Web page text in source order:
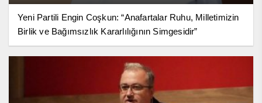
Yeni Partili Engin Coşkun: “Anafartalar Ruhu, Milletimizin
Birlik ve Bağımsızlık Kararlılığının Simgesidir”